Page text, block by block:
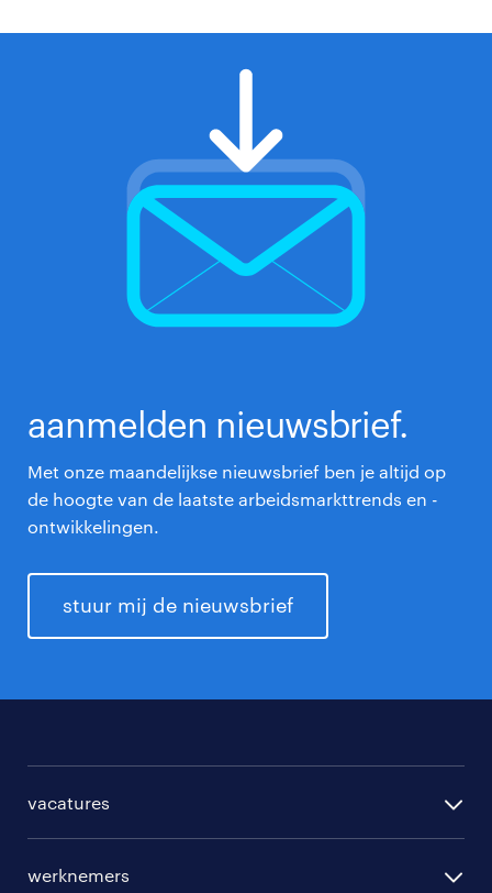
aanmelden nieuwsbrief.
Met onze maandelijkse nieuwsbrief ben je altijd op
de hoogte van de laatste arbeidsmarkttrends en -
ontwikkelingen.
stuur mij de nieuwsbrief
vacatures
werknemers